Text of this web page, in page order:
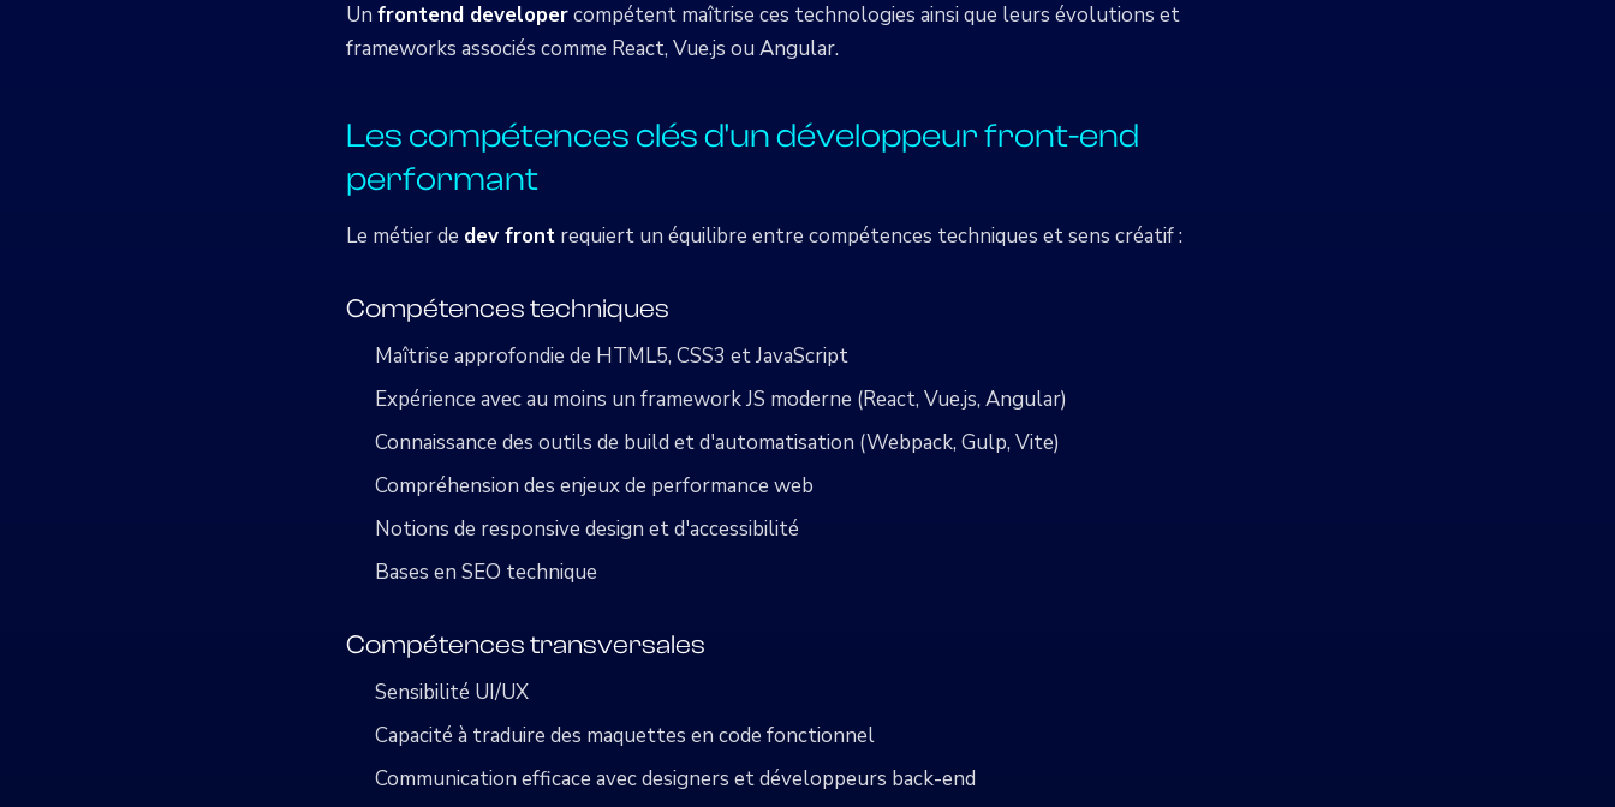
Un frontend developercompétent maîtrise ces technologies ainsi que leurs évolutions et
frameworks associés comme React, Vue.js ou Angular.
Les compétences clés d'un développeur front-end
performant
Le métier de dev front requiert un équilibre entre compétences techniques et sens créatif :
Compétences techniques
Maîtrise approfondie de HTML5, CSS3 et JavaScript
Expérience avec au moins un framework JS moderne (React, Vue.js, Angular)
Connaissance des outils de build et d'automatisation (Webpack, Gulp, Vite)
Compréhension des enjeux de performance web
Notions de responsive design et d'accessibilité
Bases en SEO technique
Compétences transversales
Sensibilité UI/UX
Capacité à traduire des maquettes en code fonctionnel
Communication efficace avec designers et développeurs back-end